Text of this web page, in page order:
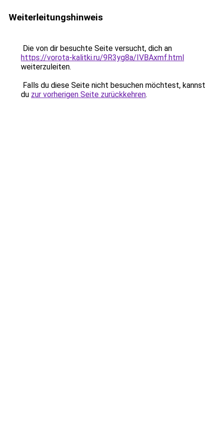
Weiterleitungshinweis
Die von dir besuchte Seite versucht, dich an
https://vorota-kalitki.ru/9R3yg8a/IVBAxmf.html
weiterzuleiten.
Falls du diese Seite nicht besuchen möchtest, kannst
du zur vorherigen Seite zurückkehren.